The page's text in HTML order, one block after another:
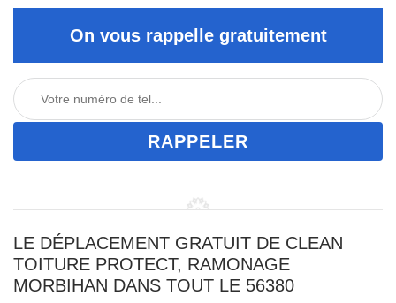
On vous rappelle gratuitement
LE DÉPLACEMENT GRATUIT DE CLEAN
TOITURE PROTECT, RAMONAGE
MORBIHAN DANS TOUT LE 56380